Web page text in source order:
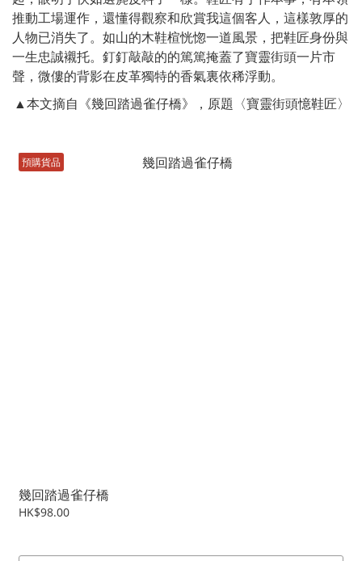
推動工場運作，還懂得觀察和欣賞我這個客人，這樣敦厚的
人物已消失了。如山的木鞋楦恍惚一道風景，把鞋匠身份與
一生忠誠襯托。釘釘敲敲的的篤篤掩蓋了寶靈街頭一片市
聲，微僂的背影在皮革獨特的香氣裏依稀浮動。
▲本文摘自《幾回踏過雀仔橋》，原題〈寶靈街頭憶鞋匠〉
預購貨品
幾回踏過雀仔橋
HK$98.00